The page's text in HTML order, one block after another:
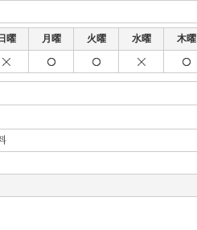
日曜 月曜 火曜 水曜 木曜